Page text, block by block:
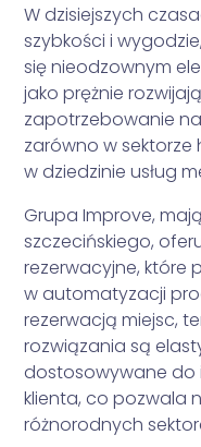
W dzisiejszych
szybkości i
się nieodzownym
jako prężnie
zapotrzebowanie
zarówno w sektorze
w dziedzinie usług
Grupa Improve,
szczecińskiego,
rezerwacyjne, które
w automatyzacji
rezerwacją miejsc,
rozwiązania są
dostosowywane do
klienta, co pozwala
różnorodnych